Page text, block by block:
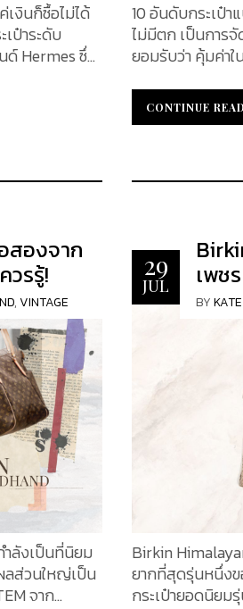
งินก็ซื้อไม่ได้
ป๋าระดับ
ด์ Hermes ซึ่ง
กจากจำนวน
ามเป็น
หลาย ๆ คน
จะพาไป
ที่เมือง
กกรณีของชาว
Mark
งเศส โดย
มาย โดย
ยงพอ" กับ
โด่งดังของตน
ารขายสินค้า
จากอำนาจ
ดราคาของ
ลิต ทำให้ความ
10 อันดับกระเป๋
ไม่มีตก เป็นการ
ยอมรับว่า คุ้มค่าใ
หลาย ๆ คนอาจ
ต่าง ๆ หรือการเ
ซึ่งให้ผลตอบแท
แพ้กัน นั่นก็คือ กา
CONTINUE
CONTINUE
สองจาก
รรู้!
,VINTAGE
ลังเป็นที่นิยม
ลส่วนใหญ่เป็น
จาก
29
JUL
เพช
BYKATE
Birkin
ยากที่สุดรุ่นหนึ่ง
กระเป๋ายอดนิยม